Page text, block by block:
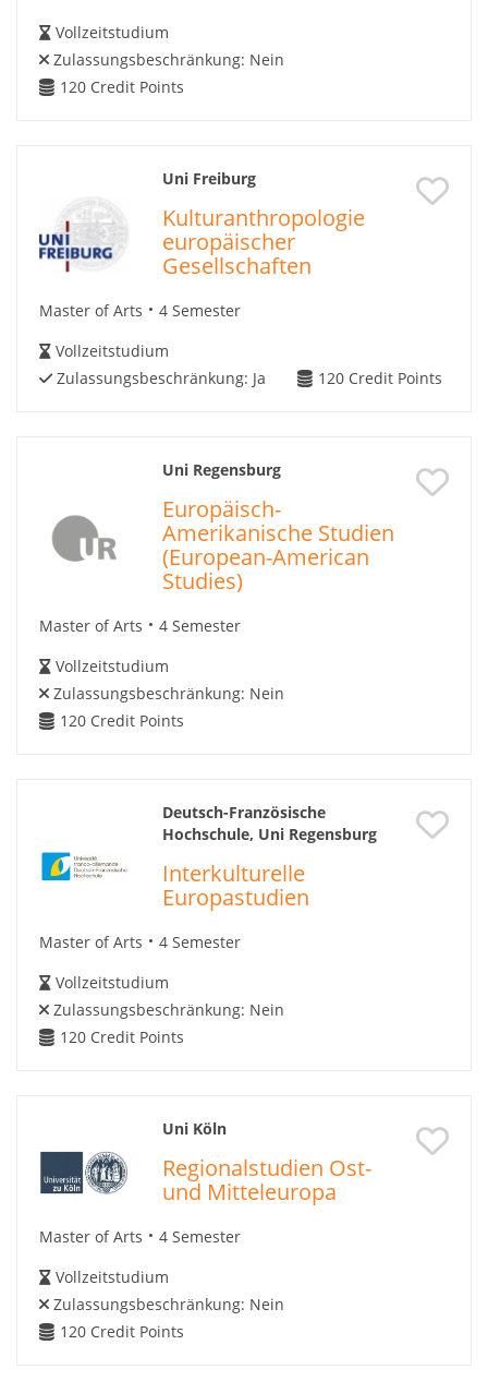
Vollzeitstudium
Zulassungsbeschränkung: Nein
120 Credit Points
Uni Freiburg
Kulturanthropologie
europäischer
Gesellschaften
Master of Arts
4 Semester
Vollzeitstudium
Zulassungsbeschränkung: Ja 120 Credit Points
Uni Regensburg
Europäisch-
Amerikanische Studien
(European-American
Studies)
Master of Arts
4 Semester
Vollzeitstudium
Zulassungsbeschränkung: Nein
120 Credit Points
Deutsch-Französische
Hochschule, Uni Regensburg
Interkulturelle
Europastudien
Master of Arts
4 Semester
Vollzeitstudium
Zulassungsbeschränkung: Nein
120 Credit Points
Uni Köln
Regionalstudien Ost-
und Mitteleuropa
Master of Arts
4 Semester
Vollzeitstudium
Zulassungsbeschränkung: Nein
120 Credit Points